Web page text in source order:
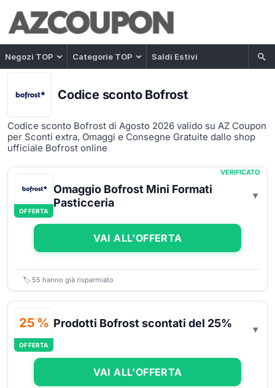
Negozi TOP Categorie TOP Saldi Estivi
Codice sconto Bofrost
Codice sconto Bofrost di Agosto 2026 valido su AZ Coupon
per Sconti extra, Omaggi e Consegne Gratuite dallo shop
ufficiale Bofrost online
OFFERTA
VERIFICATO
Omaggio Bofrost Mini Formati
Pasticceria
VAI ALL'OFFERTA
🏷️ 55 hanno già risparmiato
25 %
OFFERTA
Prodotti Bofrost scontati del 25%
VAI ALL'OFFERTA